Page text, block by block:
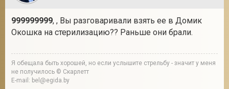
999999999, , Вы разговаривали взять ее в Домик
Окошка на стерилизацию?? Раньше они брали.
Я обещала быть хорошей, но если услышите стрельбу - значит у меня
не получилось © Скарлетт
E-mail: bel@egida.by